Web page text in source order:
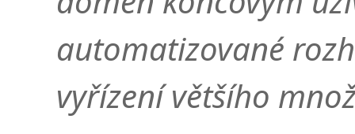
automatizované
vyřízení většího